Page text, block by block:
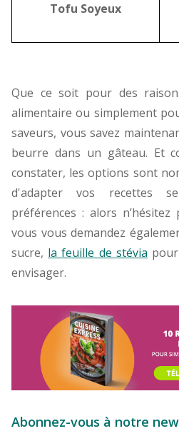
Tofu Soyeux
Que ce soit pour des
alimentaire ou simplement
saveurs, vous savez
beurre dans un gâteau. Et
constater, les options sont
d'adapter vos recettes
préférences : alors
vous vous demandez
sucre, la feuille de stévia
envisager.
Abonnez-vous à notre